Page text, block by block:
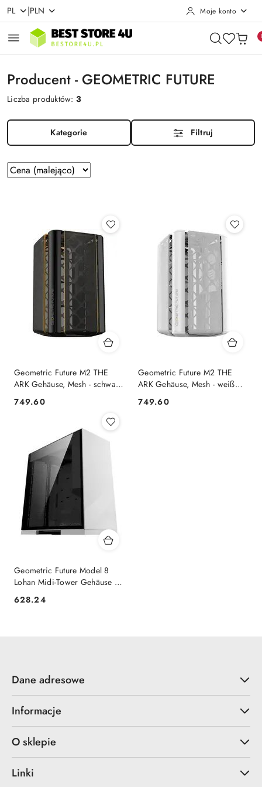
Przejdź do treści głównej
Przejdź do wyszukiwarki
Przejdź do moje konto
Przejdź do menu głównego
Przejdź do stopki
PL |PLN Moje konto
Producent - GEOMETRIC FUTURE
Liczba produktów:3
Kategorie Filtruj
Zastosowano
sortowanie:
Sortuj
według
Geometric Future M2 THE
ARK Gehäuse, Mesh - schwarz
GEOMETRIC FUTURE
Cena:
749.60
Geometric Future M2 THE
ARK Gehäuse, Mesh - weiß
GEOMETRIC FUTURE
Cena:
749.60
Geometric Future Model 8
Lohan Midi-Tower Gehäuse -
Cena:
628.24
Dane adresowe
Informacje
O sklepie
Linki